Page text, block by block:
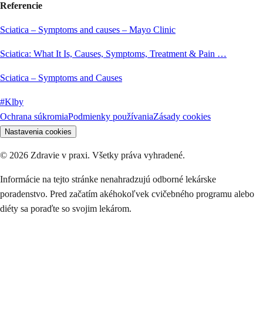
Referencie
Sciatica – Symptoms and causes – Mayo Clinic
Sciatica: What It Is, Causes, Symptoms, Treatment & Pain …
Sciatica – Symptoms and Causes
#Klby
Ochrana súkromiaPodmienky používaniaZásady cookies
Nastavenia cookies
© 2026 Zdravie v praxi. Všetky práva vyhradené.
Informácie na tejto stránke nenahradzujú odborné lekárske
poradenstvo. Pred začatím akéhokoľvek cvičebného programu alebo
diéty sa poraďte so svojim lekárom.